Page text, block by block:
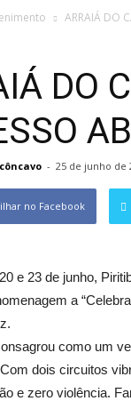
ARRAIÁ DO
DO
- 25 de junho de
no Facebook
e 23 de junho,
a
como um
dois circuitos
e zero violência.